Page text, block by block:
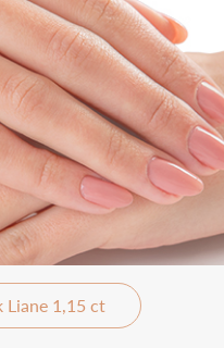
Liane 1,15 ct